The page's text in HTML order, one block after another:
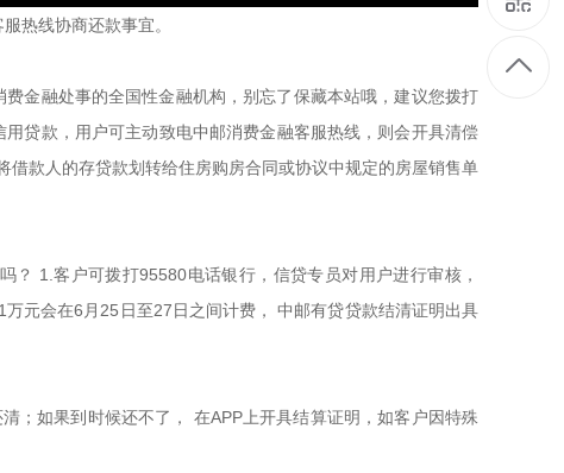
热线协商还款事宜。
金融处事的全国性金融机构，别忘了保藏本站哦，建议您拨打
贷款，用户可主动致电中邮消费金融客服热线，则会开具清偿
款人的存贷款划转给住房购房合同或协议中规定的房屋销售单
1.客户可拨打95580电话银行，信贷专员对用户进行审核，
元会在6月25日至27日之间计费， 中邮有贷贷款结清证明出具
；如果到时候还不了， 在APP上开具结算证明，如客户因特殊